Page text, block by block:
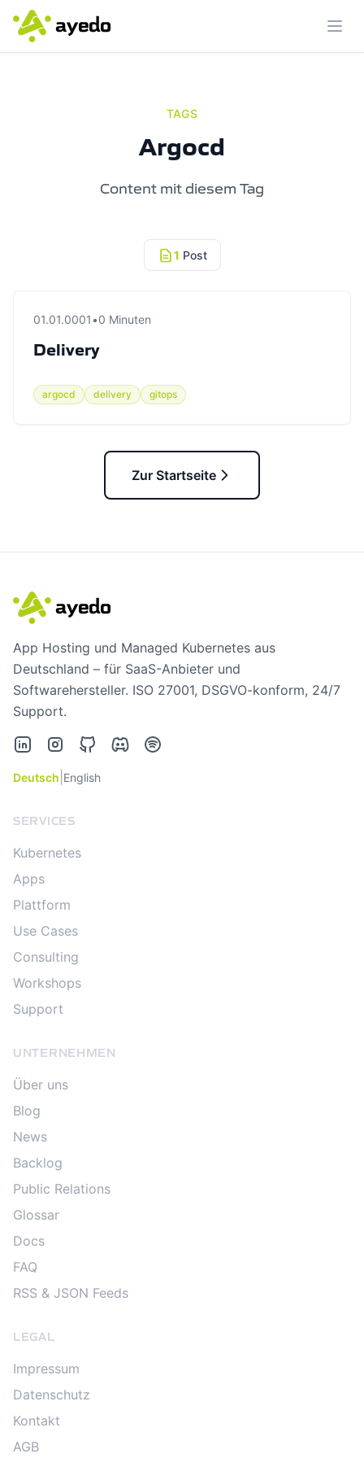
TAGS
Argocd
Content mit diesem Tag
1 Post
01.01.0001 •0 Minuten
Delivery
argocd delivery gitops
Zur Startseite
App Hosting und Managed Kubernetes aus
Deutschland – für SaaS-Anbieter und
Softwarehersteller. ISO 27001, DSGVO-konform, 24/7
Support.
LinkedInInstagramGitHubDiscordSpotify
Deutsch English
SERVICES
Kubernetes
Apps
Plattform
Use Cases
Consulting
Workshops
Support
UNTERNEHMEN
Über uns
Blog
News
Backlog
Public Relations
Glossar
Docs
FAQ
RSS & JSON Feeds
LEGAL
Impressum
Datenschutz
Kontakt
AGB